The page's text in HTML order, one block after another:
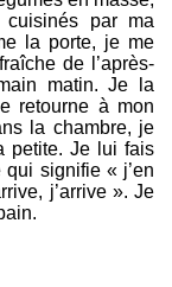
cuisinés par ma
la porte, je me
de l’après-
matin. Je la
retourne à mon
la chambre, je
petite. Je lui fais
qui signifie « j’en
j’arrive ». Je